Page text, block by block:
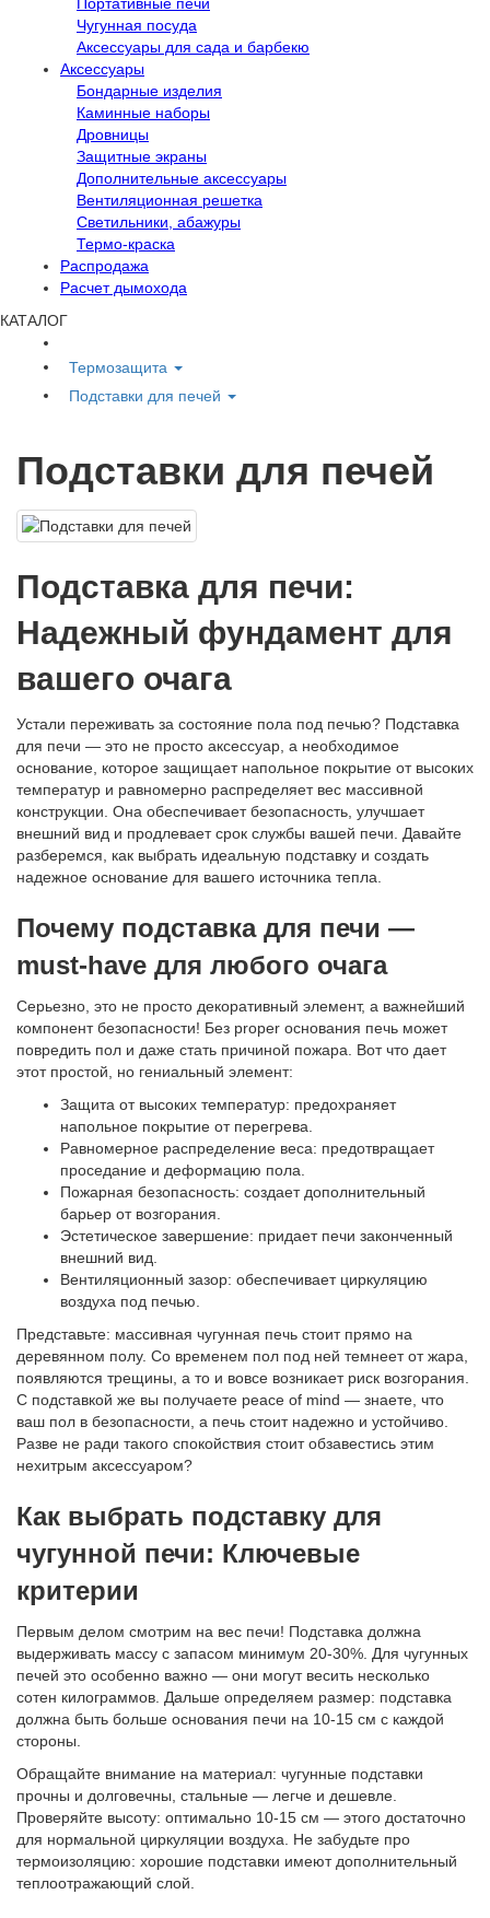
Чугунная посуда
Аксессуары для сада и барбекю
Аксессуары
Бондарные изделия
Каминные наборы
Дровницы
Защитные экраны
Дополнительные аксессуары
Вентиляционная решетка
Светильники, абажуры
Термо-краска
Распродажа
Расчет дымохода
КАТАЛОГ
Термозащита
Подставки для печей
Подставки для печей
Подставка для печи:
Надежный фундамент для
вашего очага
Устали переживать за состояние пола под печью? Подставка
для печи — это не просто аксессуар, а необходимое
основание, которое защищает напольное покрытие от высоких
температур и равномерно распределяет вес массивной
конструкции. Она обеспечивает безопасность, улучшает
внешний вид и продлевает срок службы вашей печи. Давайте
разберемся, как выбрать идеальную подставку и создать
надежное основание для вашего источника тепла.
Почему подставка для печи —
must-have для любого очага
Серьезно, это не просто декоративный элемент, а важнейший
компонент безопасности! Без proper основания печь может
повредить пол и даже стать причиной пожара. Вот что дает
этот простой, но гениальный элемент:
Защита от высоких температур: предохраняет
напольное покрытие от перегрева.
Равномерное распределение веса: предотвращает
проседание и деформацию пола.
Пожарная безопасность: создает дополнительный
барьер от возгорания.
Эстетическое завершение: придает печи законченный
внешний вид.
Вентиляционный зазор: обеспечивает циркуляцию
воздуха под печью.
Представьте: массивная чугунная печь стоит прямо на
деревянном полу. Со временем пол под ней темнеет от жара,
появляются трещины, а то и вовсе возникает риск возгорания.
С подставкой же вы получаете peace of mind — знаете, что
ваш пол в безопасности, а печь стоит надежно и устойчиво.
Разве не ради такого спокойствия стоит обзавестись этим
нехитрым аксессуаром?
Как выбрать подставку для
чугунной печи: Ключевые
критерии
Первым делом смотрим на вес печи! Подставка должна
выдерживать массу с запасом минимум 20-30%. Для чугунных
печей это особенно важно — они могут весить несколько
сотен килограммов. Дальше определяем размер: подставка
должна быть больше основания печи на 10-15 см с каждой
стороны.
Обращайте внимание на материал: чугунные подставки
прочны и долговечны, стальные — легче и дешевле.
Проверяйте высоту: оптимально 10-15 см — этого достаточно
для нормальной циркуляции воздуха. Не забудьте про
термоизоляцию: хорошие подставки имеют дополнительный
теплоотражающий слой.